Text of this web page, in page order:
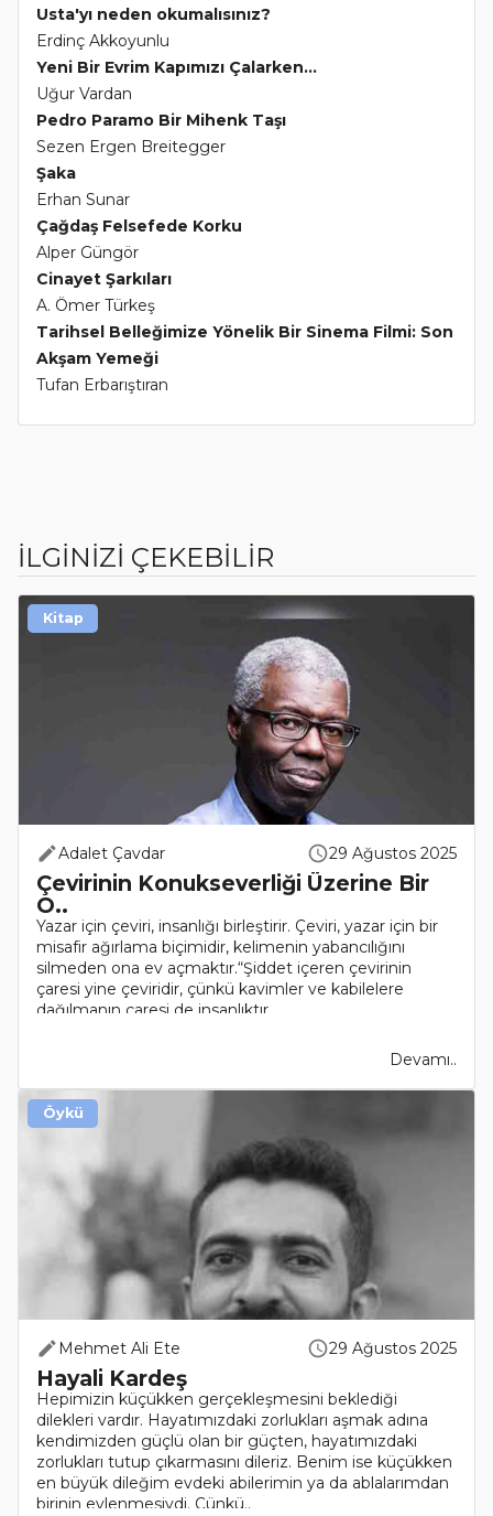
Usta'yı neden okumalısınız?
Erdinç Akkoyunlu
Yeni Bir Evrim Kapımızı Çalarken...
Uğur Vardan
Pedro Paramo Bir Mihenk Taşı
Sezen Ergen Breitegger
Şaka
Erhan Sunar
Çağdaş Felsefede Korku
Alper Güngör
Cinayet Şarkıları
A. Ömer Türkeş
Tarihsel Belleğimize Yönelik Bir Sinema Filmi: Son
Akşam Yemeği
Tufan Erbarıştıran
İLGİNİZİ ÇEKEBİLİR
Adalet Çavdar 29 Ağustos 2025
Çevirinin Konukseverliği Üzerine Bir
O..
Yazar için çeviri, insanlığı birleştirir. Çeviri, yazar için bir
misafir ağırlama biçimidir, kelimenin yabancılığını
silmeden ona ev açmaktır.“Şiddet içeren çevirinin
çaresi yine çeviridir, çünkü kavimler ve kabilelere
dağılmanın çaresi de insanlıktır..
Devamı..
Kitap
Mehmet Ali Ete 29 Ağustos 2025
Hayali Kardeş
Hepimizin küçükken gerçekleşmesini beklediği
dilekleri vardır. Hayatımızdaki zorlukları aşmak adına
kendimizden güçlü olan bir güçten, hayatımızdaki
zorlukları tutup çıkarmasını dileriz. Benim ise küçükken
en büyük dileğim evdeki abilerimin ya da ablalarımdan
birinin evlenmesiydi. Çünkü..
Öykü